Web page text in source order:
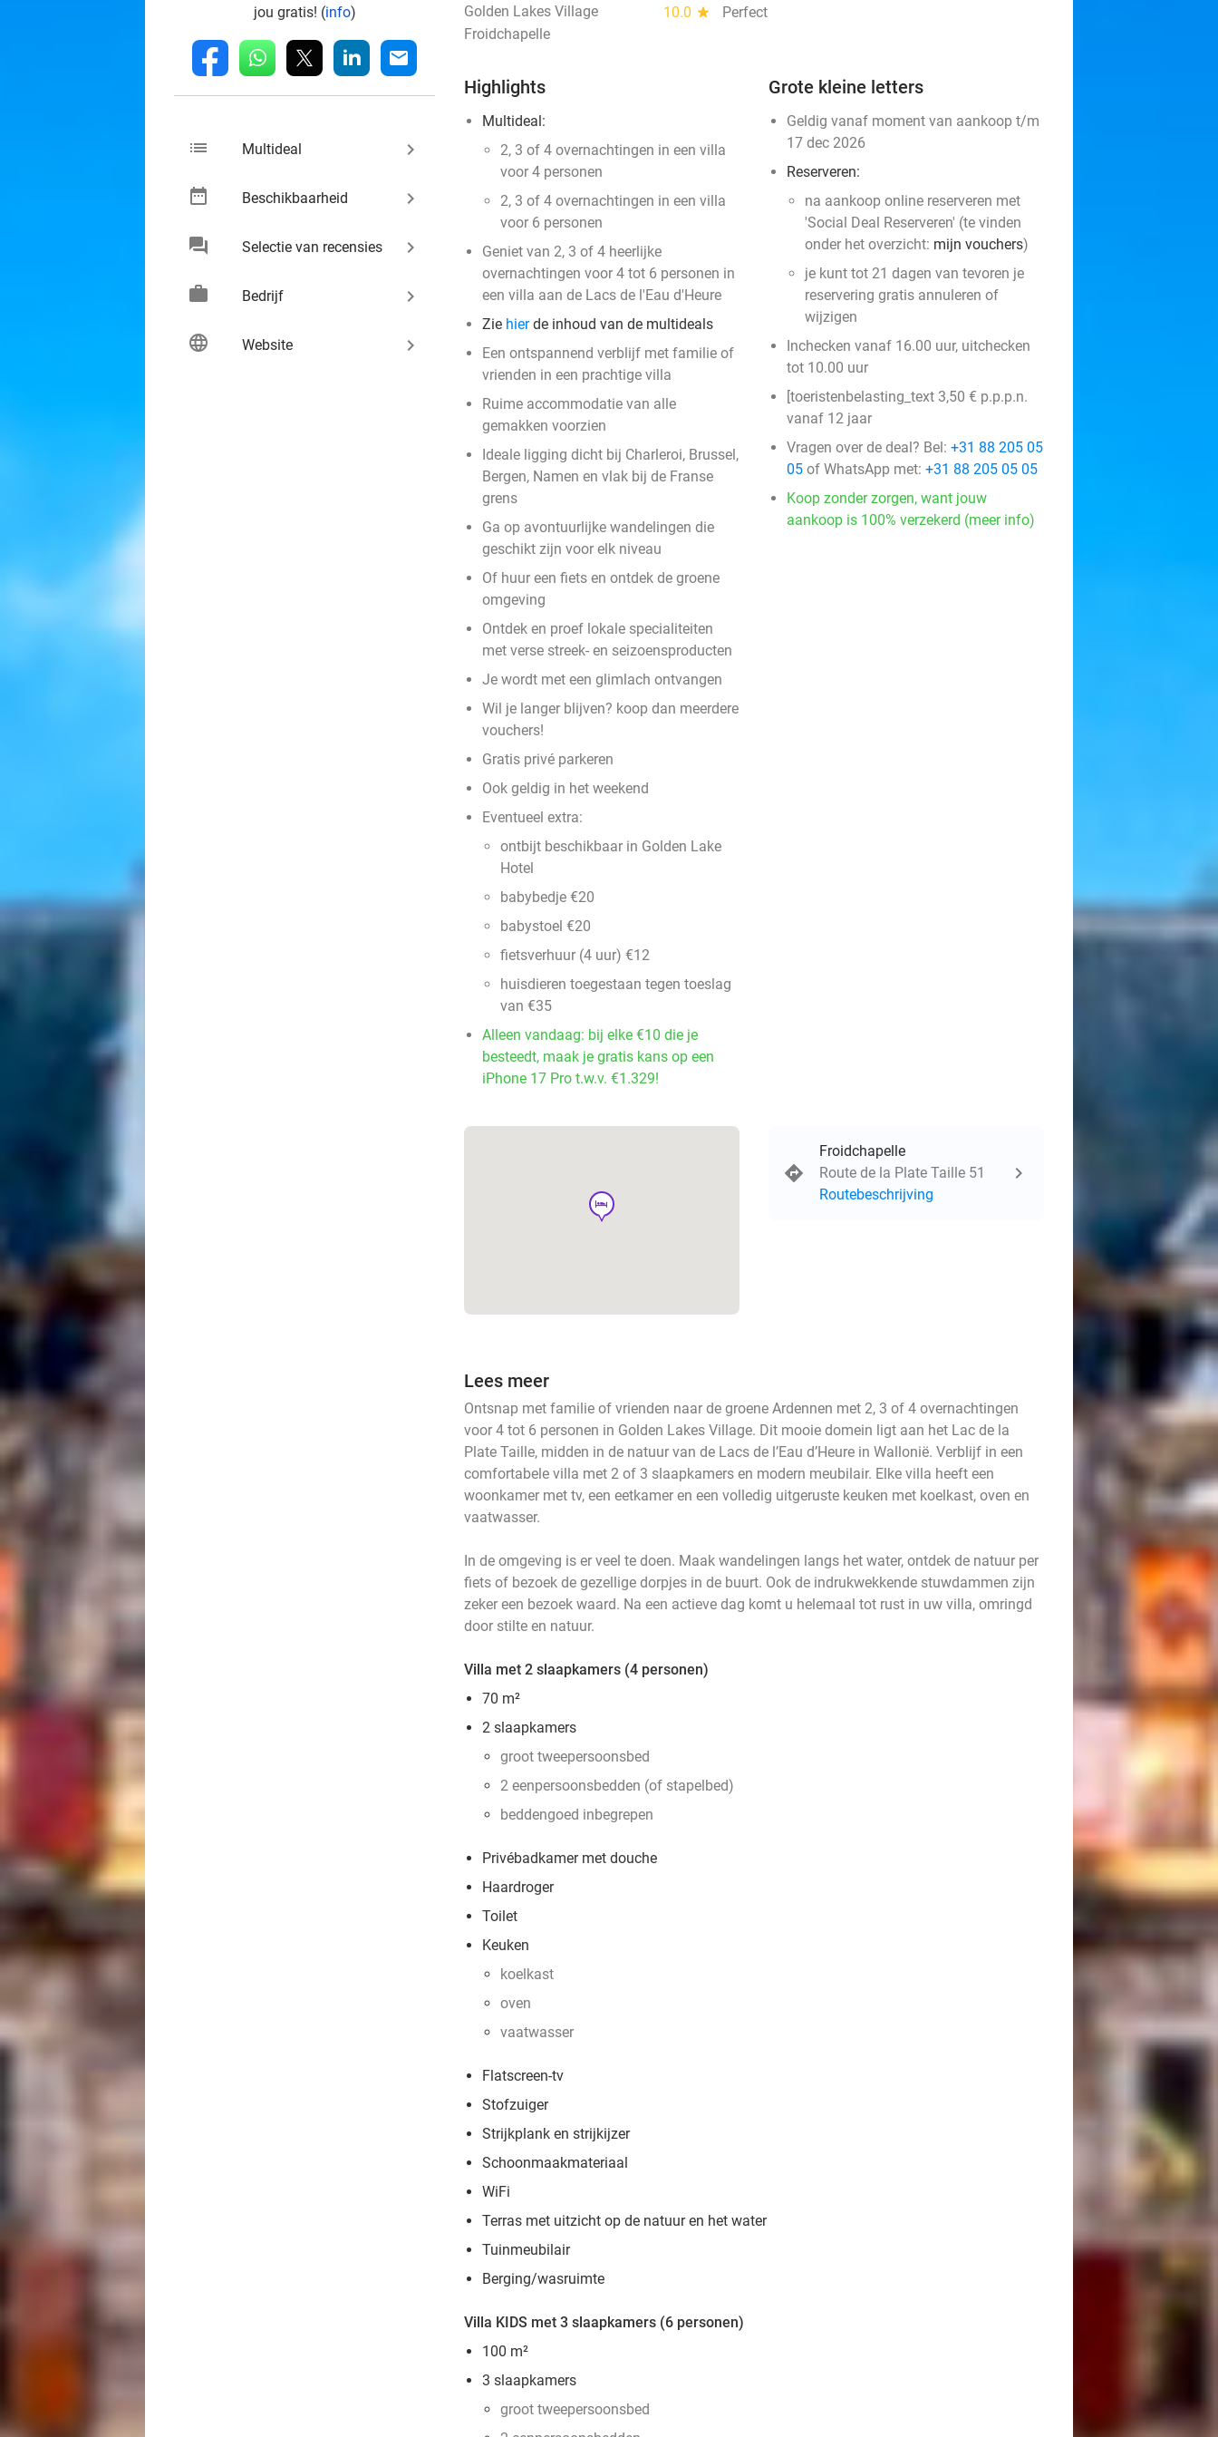
jou gratis! (info)
fb whatsapp linkedin mail
list Multideal keyboard_arrow_right
date_range Beschikbaarheid keyboard_arrow_right
chat Selectie van recensies keyboard_arrow_right
work Bedrijf keyboard_arrow_right
language Website keyboard_arrow_right
Golden Lakes Village 10.0 star
Perfect
Froidchapelle
Highlights
Multideal:
​2, 3 of 4 overnachtingen in een villa
voor 4 personen
2, 3 of 4 overnachtingen in een villa
voor 6 personen
Geniet van 2, 3 of 4 heerlijke
overnachtingen voor 4 tot 6 personen in
een villa aan de Lacs de l'Eau d'Heure
Zie hierde inhoud van de multideals
Een ontspannend verblijf met familie of
vrienden in een prachtige villa
Ruime accommodatie van alle
gemakken voorzien
Ideale ligging dicht bij Charleroi, Brussel,
Bergen, Namen en vlak bij de Franse
grens
Ga op avontuurlijke wandelingen die
geschikt zijn voor elk niveau
Of huur een fiets en ontdek de groene
omgeving
Ontdek en proef lokale specialiteiten
met verse streek- en seizoensproducten
Je wordt met een glimlach ontvangen
Wil je langer blijven? koop dan meerdere
vouchers!
Gratis privé parkeren
Ook geldig in het weekend
Eventueel extra:
ontbijt beschikbaar in Golden Lake
Hotel
babybedje €20
babystoel €20
fietsverhuur (4 uur) €12
huisdieren toegestaan tegen toeslag
van €35
Alleen vandaag: bij elke €10 die je
besteedt, maak je gratis kans op een
iPhone 17 Pro t.w.v. €1.329!
Grote kleine letters
Geldig vanaf moment van aankoop t/m
17 dec 2026
Reserveren:
na aankoop online reserveren met
'Social Deal Reserveren' (te vinden
onder het overzicht: mijn vouchers)
je kunt tot 21 dagen van tevoren je
reservering gratis annuleren of
wijzigen
Inchecken vanaf 16.00 uur, uitchecken
tot 10.00 uur
[toeristenbelasting_text 3,50 € p.p.p.n.
vanaf 12 jaar
Vragen over de deal? Bel: +31 88 205 05
05 of WhatsApp met: +31 88 205 05 05
Koop zonder zorgen, want jouw
aankoop is 100% verzekerd (meer info)
hotel
Froidchapelle
Route de la Plate Taille 51
Routebeschrijving
Lees meer
Ontsnap met familie of vrienden naar de groene Ardennen met 2, 3 of 4 overnachtingen
voor 4 tot 6 personen in Golden Lakes Village. Dit mooie domein ligt aan het Lac de la
Plate Taille, midden in de natuur van de Lacs de l’Eau d’Heure in Wallonië. Verblijf in een
comfortabele villa met 2 of 3 slaapkamers en modern meubilair. Elke villa heeft een
woonkamer met tv, een eetkamer en een volledig uitgeruste keuken met koelkast, oven en
vaatwasser.
In de omgeving is er veel te doen. Maak wandelingen langs het water, ontdek de natuur per
fiets of bezoek de gezellige dorpjes in de buurt. Ook de indrukwekkende stuwdammen zijn
zeker een bezoek waard. Na een actieve dag komt u helemaal tot rust in uw villa, omringd
door stilte en natuur.
Villa met 2 slaapkamers (4 personen)
70 m²
2 slaapkamers
groot tweepersoonsbed
2 eenpersoonsbedden (of stapelbed)
beddengoed inbegrepen
Privébadkamer met douche
Haardroger
Toilet
Keuken
koelkast
oven
vaatwasser
Flatscreen-tv
Stofzuiger
Strijkplank en strijkijzer
Schoonmaakmateriaal
WiFi
Terras met uitzicht op de natuur en het water
Tuinmeubilair
Berging/wasruimte
Villa KIDS met 3 slaapkamers (6 personen)
100 m²
3 slaapkamers
groot tweepersoonsbed